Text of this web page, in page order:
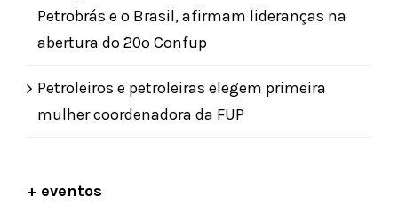
Petrobrás e o Brasil, afirmam lideranças na
abertura do 20º Confup
Petroleiros e petroleiras elegem primeira
mulher coordenadora da FUP
+ eventos